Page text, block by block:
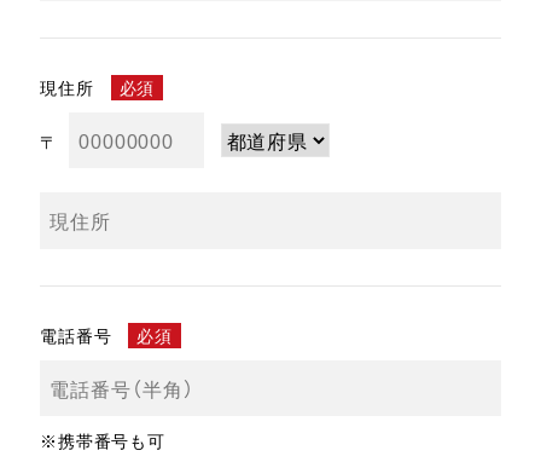
現住所 必須
〒
電話番号 必須
※携帯番号も可